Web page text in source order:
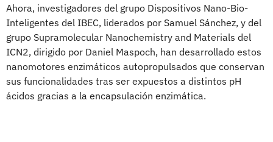
Ahora, investigadores del grupo Dispositivos Nano-Bio-
Inteligentes del IBEC, liderados por Samuel Sánchez, y del
grupo Supramolecular Nanochemistry and Materials del
ICN2, dirigido por Daniel Maspoch, han desarrollado estos
nanomotores enzimáticos autopropulsados que conservan
sus funcionalidades tras ser expuestos a distintos pH
ácidos gracias a la encapsulación enzimática.